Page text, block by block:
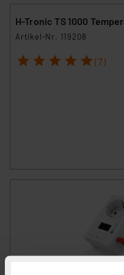
H-Tronic TS 1000
Artikel-Nr. 119208
1 2 3 4 5 (7)